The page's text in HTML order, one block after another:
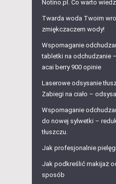
Notino.pl. Co warto
Twarda woda Twoim
zmiękczaczem wody!
Wspomaganie
tabletki na odchudzanie
acai berry 900 opinie
Laserowe odsysanie
Zabiegi na ciało –
Wspomaganie
do nowej sylwetki –
tłuszczu.
Jak profesjonalnie
Jak podkreślić makijaż
sposób